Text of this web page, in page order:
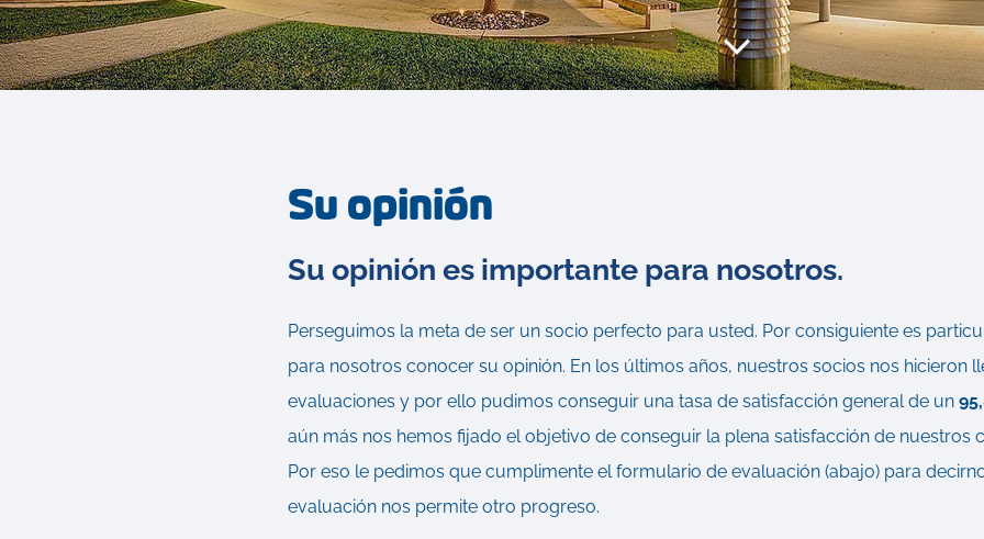
Su opinión
Su opinión es importante para nosotros.
Perseguimos la meta de ser un socio perfecto para usted. Por consiguiente es
para nosotros conocer su opinión. En los últimos años, nuestros socios nos hicieron
evaluaciones y por ello pudimos conseguir una tasa de satisfacción general de un
aún más nos hemos fijado el objetivo de conseguir la plena satisfacción de nuestros
Por eso le pedimos que cumplimente el formulario de evaluación (abajo) para
evaluación nos permite otro progreso.